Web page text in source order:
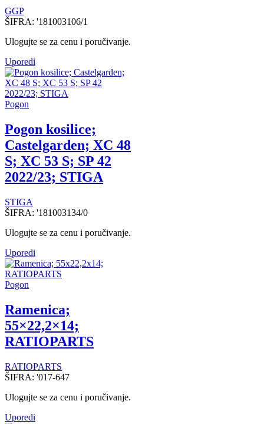
GGP
ŠIFRA: '181003106/1
Ulogujte se za cenu i poručivanje.
Uporedi
Pogon
Pogon kosilice;
Castelgarden; XC 48
S; XC 53 S; SP 42
2022/23; STIGA
STIGA
ŠIFRA: '181003134/0
Ulogujte se za cenu i poručivanje.
Uporedi
Pogon
Ramenica;
55×22,2×14;
RATIOPARTS
RATIOPARTS
ŠIFRA: '017-647
Ulogujte se za cenu i poručivanje.
Uporedi